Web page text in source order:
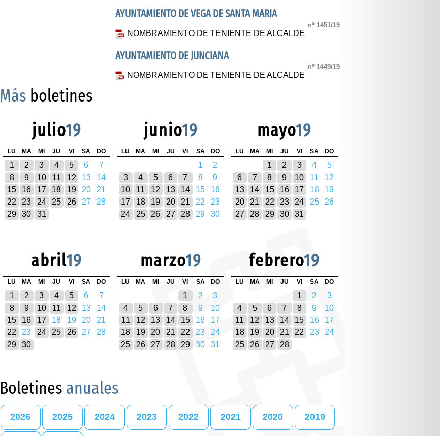
AYUNTAMIENTO DE VEGA DE SANTA MARIA
nº 1451/19
NOMBRAMIENTO DE TENIENTE DE ALCALDE
AYUNTAMIENTO DE JUNCIANA
nº 1449/19
NOMBRAMIENTO DE TENIENTE DE ALCALDE
Más boletines
julio19
LU MA MI JU VI SA DO
1 2 3 4 5 6
7
8
9 10 11 12 13
14
15
16 17 18 19 20
21
22
23 24 25 26 27
28
29
30 31
junio19
LU MA MI JU VI SA DO
1
2
3
4 5 6 7 8
9
10
11 12 13 14 15
16
17
18 19 20 21 22
23
24
25 26 27 28 29 30
mayo19
LU MA MI JU VI SA DO
1 2 3 4
5
6
7 8 9 10 11
12
13
14 15 16 17 18
19
20
21 22 23 24 25
26
27
28 29 30 31
abril19
LU MA MI JU VI SA DO
1 2 3 4 5 6
7
8
9 10 11 12 13
14
15
16 17 18 19 20
21
22
23 24 25 26 27
28
29
30
marzo19
LU MA MI JU VI SA DO
1 2
3
4
5 6 7 8 9
10
11
12 13 14 15 16
17
18
19 20 21 22 23
24
25
26 27 28 29 30 31
febrero19
LU MA MI JU VI SA DO
1 2
3
4
5 6 7 8 9
10
11
12 13 14 15 16
17
18
19 20 21 22 23
24
25
26 27 28
Boletines anuales
2026 2025 2024 2023 2022 2021 2020 2019